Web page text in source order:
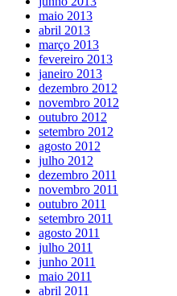
maio 2013
abril 2013
março 2013
fevereiro 2013
janeiro 2013
dezembro 2012
novembro 2012
outubro 2012
setembro 2012
agosto 2012
julho 2012
dezembro 2011
novembro 2011
outubro 2011
setembro 2011
agosto 2011
julho 2011
junho 2011
maio 2011
abril 2011